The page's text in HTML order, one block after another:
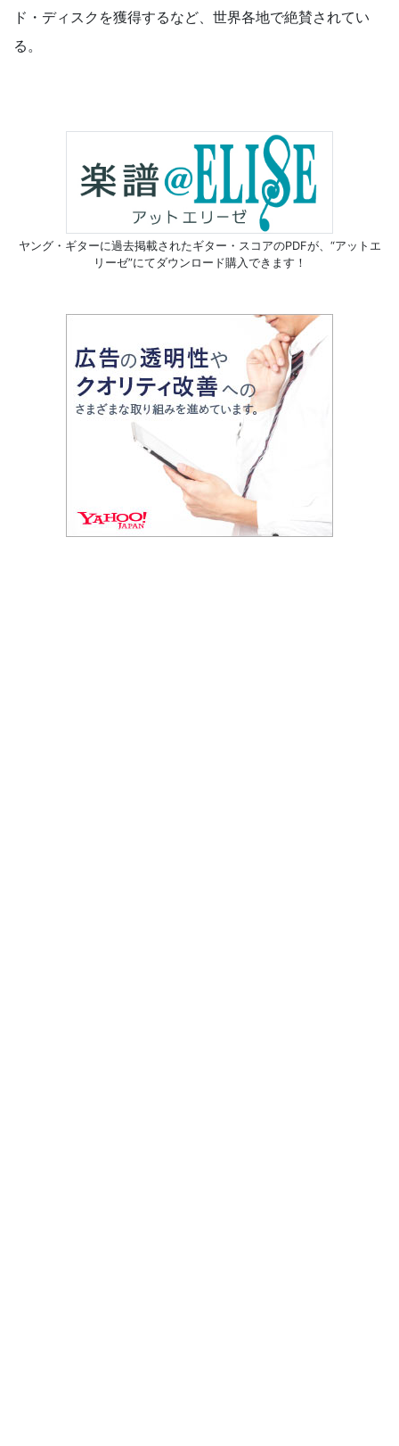
ド・ディスクを獲得するなど、世界各地で絶賛されてい
る。
ヤング・ギターに過去掲載されたギター・スコアのPDFが、 “アットエ
リーゼ”にてダウンロード購入できます！